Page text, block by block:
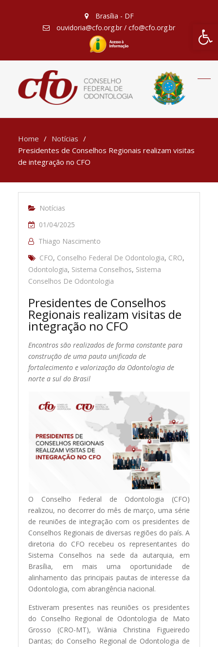
Barra
Brasília - DF
ouvidoria@cfo.org.br / cfo@cfo.org.br
Home
Notícias
Presidentes de Conselhos Regionais realizam visitas
de integração no CFO
Notícias
01/04/2025
Thiago Nascimento
CFO, Conselho Federal De Odontologia, CRO,
Odontologia, Sistema Conselhos, Sistema
Conselhos De Odontologia
Presidentes de Conselhos
Regionais realizam visitas de
integração no CFO
Encontros são realizados de forma constante para
construção de uma pauta unificada de
fortalecimento e valorização da Odontologia de
norte a sul do Brasil
O Conselho Federal de Odontologia (CFO)
realizou, no decorrer do mês de março, uma série
de reuniões de integração com os presidentes de
Conselhos Regionais de diversas regiões do país. A
diretoria do CFO recebeu os representantes do
Sistema Conselhos na sede da autarquia, em
Brasília, em mais uma oportunidade de
alinhamento das principais pautas de interesse da
Odontologia, com abrangência nacional.
Estiveram presentes nas reuniões os presidentes
do Conselho Regional de Odontologia de Mato
Grosso (CRO-MT), Wânia Christina Figueiredo
Dantas; do Conselho Regional de Odontologia de